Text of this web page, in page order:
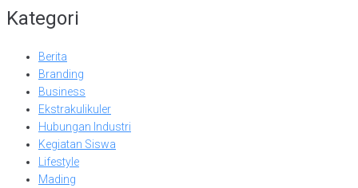
Kategori
Berita
Branding
Business
Ekstrakulikuler
Hubungan Industri
Kegiatan Siswa
Lifestyle
Mading